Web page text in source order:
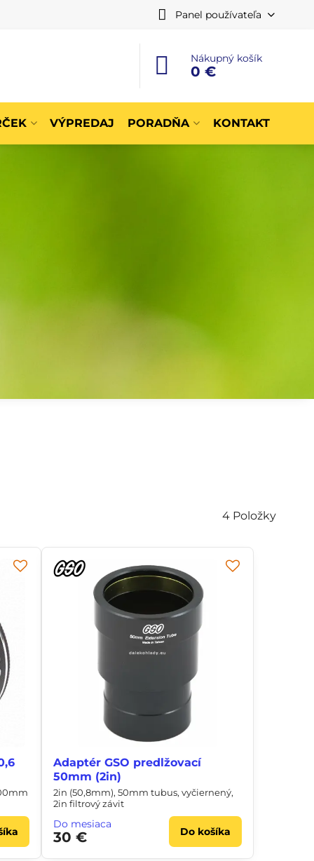
Panel používateľa
Nákupný košík
0 €
VÝPREDAJ PORADŇA KONTAKT
4 Položky
Adaptér GSO predlžovací
50mm (2in)
2in (50,8mm), 50mm tubus, vyčiernený,
2in filtrový závit
Do mesiaca
30 € Do košíka